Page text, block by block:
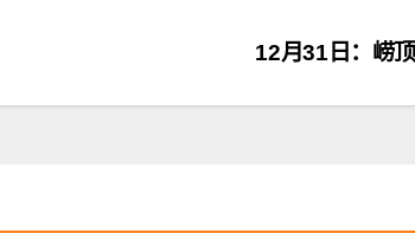
12月31日：崂